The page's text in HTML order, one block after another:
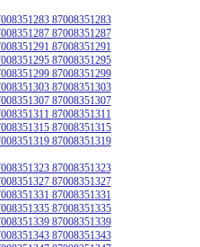
87008351283
87008351287
87008351291
87008351295
87008351299
87008351303
87008351307
87008351311
87008351315
87008351319
87008351323
87008351327
87008351331
87008351335
87008351339
87008351343